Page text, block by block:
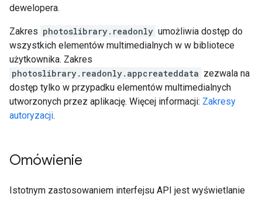
dewelopera.
Zakres photoslibrary.readonly umożliwia dostęp do
wszystkich elementów multimedialnych w w bibliotece
użytkownika. Zakres
photoslibrary.readonly.appcreateddata zezwala na
dostęp tylko w przypadku elementów multimedialnych
utworzonych przez aplikację. Więcej informacji: Zakresy
autoryzacji.
Omówienie
Istotnym zastosowaniem interfejsu API jest wyświetlanie